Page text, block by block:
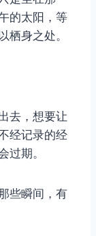
的太阳，等
栖身之处。
去，想要让
经记录的经
过期。
些瞬间，有